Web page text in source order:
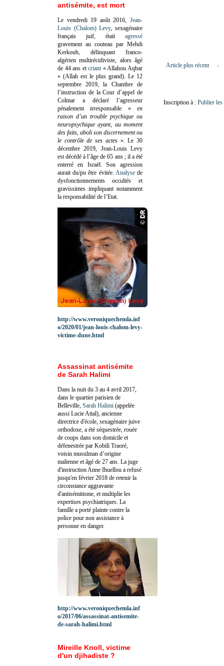
Article plus récent
Inscription à : Publier
antisémite, est mort
Le vendredi 19 août 2016, Jean-
Louis (Chalom) Levy, sexagénaire
français juif, était agressé
gravement au couteau par Mehdi
Kerkoub, délinquant franco-
algérien multirécidiviste, alors âgé
de 44 ans etcriant « Allahou Aqbar
» (Allah est le plus grand). Le 12
septembre 2019, la Chambre de
l’instruction de la Cour d’appel de
Colmar a déclaré l’agresseur
pénalement irresponsable «en
raison d’un trouble psychique ou
neuropsychique ayant, au moment
des faits, aboli son discernement ou
le contrôle de ses actes». Le 30
décembre 2019, Jean-Louis Levy
est décédé à l’âge de 65 ans ; il a été
enterré en Israël. Son agression
aurait du/pu être évitée. Analysede
dysfonctionnements occultés et
gravissimes impliquant notamment
la responsabilité de l’Etat.
http://www.veroniquechemla.inf
o/2020/01/jean-louis-chalom-levy-
victime-dune.html
Assassinat antisémite
de Sarah Halimi
Dans la nuit du 3 au 4 avril 2017,
dans le quartier parisien de
Belleville, Sarah Halimi (appelée
aussi Lucie Attal), ancienne
directrice d'école, sexagénaire juive
orthodoxe, a été séquestrée, rouée
de coups dans son domicile et
défenestrée par Kobili Traoré,
voisin musulman d’origine
malienne et âgé de 27 ans. La juge
d'instruction Anne Ihuellou a refusé
jusqu'en février 2018 de retenir la
circonstance aggravante
d'antisémitisme, et multiplie les
expertises psychiatriques. La
famille a porté plainte contre la
police pour non assistance à
personne en danger.
http://www.veroniquechemla.inf
o/2017/06/assassinat-antisemite-
de-sarah-halimi.html
Mireille Knoll, victime
d'un djihadiste ?